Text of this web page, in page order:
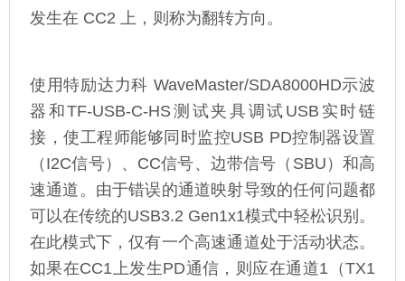
发生在 CC2 上，则称为翻转方向。
使用特励达力科 WaveMaster/SDA8000HD示波
器和TF-USB-C-HS测试夹具调试USB实时链
接，使工程师能够同时监控USB PD控制器设置
（I2C信号）、CC信号、边带信号（SBU）和高
速通道。由于错误的通道映射导致的任何问题都
可以在传统的USB3.2 Gen1x1模式中轻松识别。
在此模式下，仅有一个高速通道处于活动状态。
如果在CC1上发生PD通信，则应在通道1（TX1